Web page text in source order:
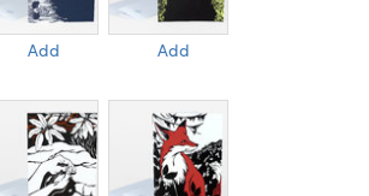
Add Add